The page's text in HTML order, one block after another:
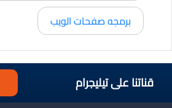
برمجه صفحات الويب
قناتنا على تيليجرام